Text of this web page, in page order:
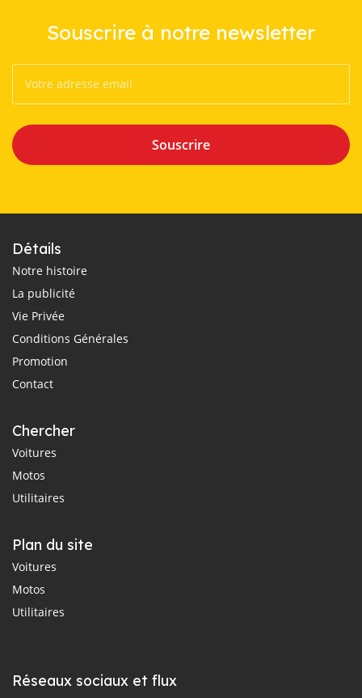
Souscrire à notre newsletter
Souscrire
Détails
Notre histoire
La publicité
Vie Privée
Conditions Générales
Promotion
Contact
Chercher
Voitures
Motos
Utilitaires
Plan du site
Voitures
Motos
Utilitaires
Réseaux sociaux et flux